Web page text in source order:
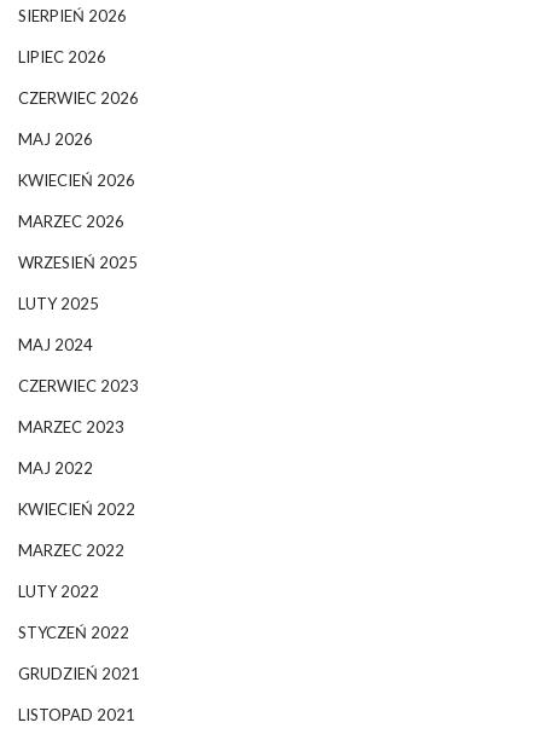
SIERPIEŃ 2026
LIPIEC 2026
CZERWIEC 2026
MAJ 2026
KWIECIEŃ 2026
MARZEC 2026
WRZESIEŃ 2025
LUTY 2025
MAJ 2024
CZERWIEC 2023
MARZEC 2023
MAJ 2022
KWIECIEŃ 2022
MARZEC 2022
LUTY 2022
STYCZEŃ 2022
GRUDZIEŃ 2021
LISTOPAD 2021